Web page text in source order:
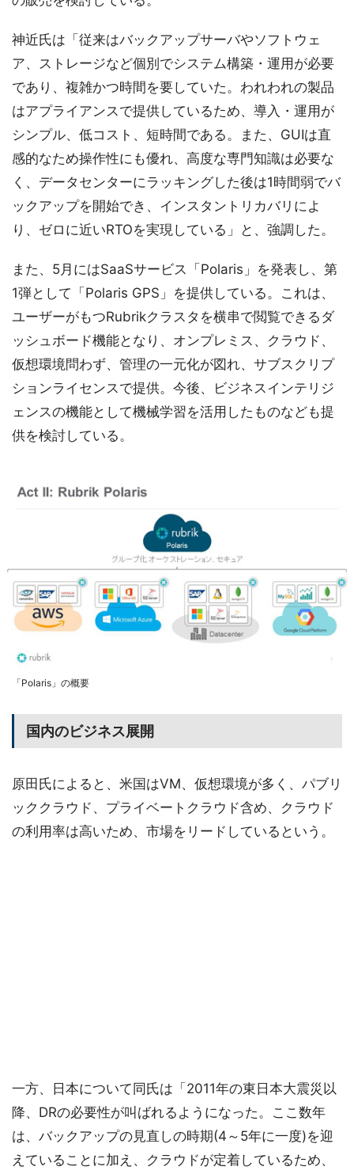
神近氏は「従来はバックアップサーバやソフトウェ
ア、ストレージなど個別でシステム構築・運用が必要
であり、複雑かつ時間を要していた。われわれの製品
はアプライアンスで提供しているため、導入・運用が
シンプル、低コスト、短時間である。また、GUIは直
感的なため操作性にも優れ、高度な専門知識は必要な
く、データセンターにラッキングした後は1時間弱でバ
ックアップを開始でき、インスタントリカバリによ
り、ゼロに近いRTOを実現している」と、強調した。
また、5月にはSaaSサービス「Polaris」を発表し、第
1弾として「Polaris GPS」を提供している。これは、
ユーザーがもつRubrikクラスタを横串で閲覧できるダ
ッシュボード機能となり、オンプレミス、クラウド、
仮想環境問わず、管理の一元化が図れ、サブスクリプ
ションライセンスで提供。今後、ビジネスインテリジ
ェンスの機能として機械学習を活用したものなども提
供を検討している。
「Polaris」の概要
国内のビジネス展開
原田氏によると、米国はVM、仮想環境が多く、パブリ
ッククラウド、プライベートクラウド含め、クラウド
の利用率は高いため、市場をリードしているという。
一方、日本について同氏は「2011年の東日本大震災以
降、DRの必要性が叫ばれるようになった。ここ数年
は、バックアップの見直しの時期(4～5年に一度)を迎
えていることに加え、クラウドが定着しているため、